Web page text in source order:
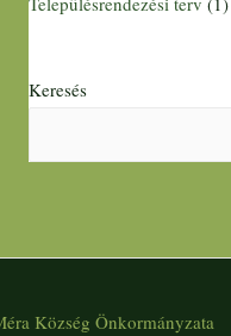
Keresés
Község Önkormányzata